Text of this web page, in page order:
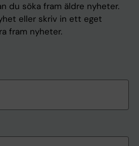
du söka fram äldre nyheter.
eller skriv in ett eget
fram nyheter.